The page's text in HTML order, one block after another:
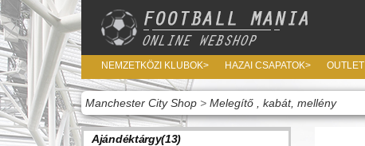
NEMZETKÖZI KLUBOK> HAZAI CSAPATOK> OUTLET
Manchester City Shop > Melegítő , kabát, mellény
Ajándéktárgy(13)